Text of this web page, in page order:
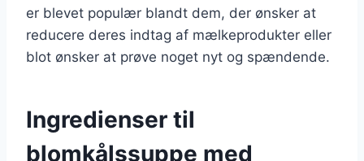
er blevet populær blandt dem, der ønsker at
reducere deres indtag af mælkeprodukter eller
blot ønsker at prøve noget nyt og spændende.
Ingredienser til
blomkålssuppe med